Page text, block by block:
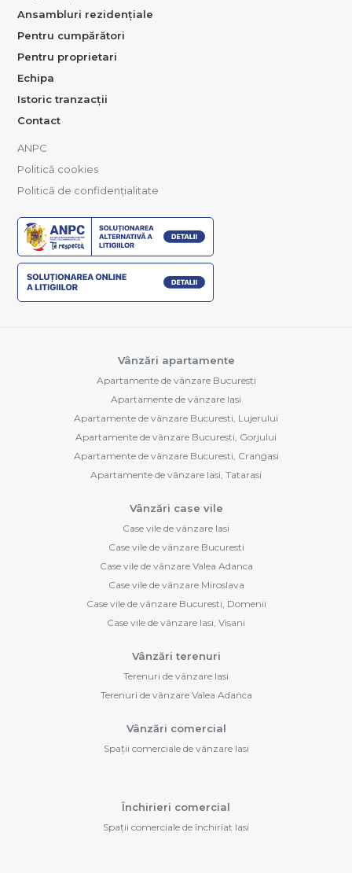
Ansambluri rezidențiale
Pentru cumpărători
Pentru proprietari
Echipa
Istoric tranzacții
Contact
ANPC
Politică cookies
Politică de confidențialitate
Vânzări apartamente
Apartamente de vânzare Bucuresti
Apartamente de vânzare Iasi
Apartamente de vânzare Bucuresti, Lujerului
Apartamente de vânzare Bucuresti, Gorjului
Apartamente de vânzare Bucuresti, Crangasi
Apartamente de vânzare Iasi, Tatarasi
Vânzări case vile
Case vile de vânzare Iasi
Case vile de vânzare Bucuresti
Case vile de vânzare Valea Adanca
Case vile de vânzare Miroslava
Case vile de vânzare Bucuresti, Domenii
Case vile de vânzare Iasi, Visani
Vânzări terenuri
Terenuri de vânzare Iasi
Terenuri de vânzare Valea Adanca
Vânzări comercial
Spații comerciale de vânzare Iasi
Închirieri comercial
Spații comerciale de închiriat Iasi